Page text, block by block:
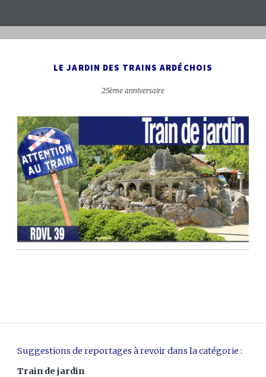
LE JARDIN DES TRAINS ARDÉCHOIS
25ème anniversaire
Suggestions de reportages à revoir dans la catégorie :
Train de jardin